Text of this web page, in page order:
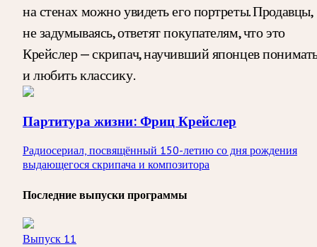
на стенах можно увидеть его портреты. Продавцы,
не задумываясь, ответят покупателям, что это
Крейслер — скрипач, научивший японцев
и любить классику.
Партитура жизни: Фриц Крейслер
Радиосериал, посвящённый 150-летию со дня рождения
выдающегося скрипача и композитора
Последние выпуски программы
Выпуск 11